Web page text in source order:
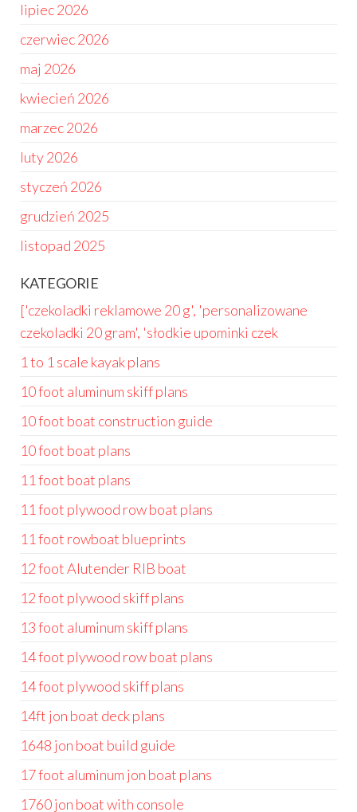
lipiec 2026
czerwiec 2026
maj 2026
kwiecień 2026
marzec 2026
luty 2026
styczeń 2026
grudzień 2025
listopad 2025
KATEGORIE
['czekoladki reklamowe 20 g', 'personalizowane
czekoladki 20 gram', 'słodkie upominki czek
1 to 1 scale kayak plans
10 foot aluminum skiff plans
10 foot boat construction guide
10 foot boat plans
11 foot boat plans
11 foot plywood row boat plans
11 foot rowboat blueprints
12 foot Alutender RIB boat
12 foot plywood skiff plans
13 foot aluminum skiff plans
14 foot plywood row boat plans
14 foot plywood skiff plans
14ft jon boat deck plans
1648 jon boat build guide
17 foot aluminum jon boat plans
1760 jon boat with console